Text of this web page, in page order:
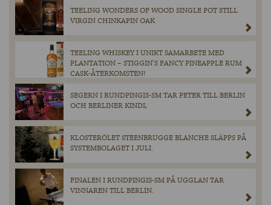
TEELING WONDERS OF WOOD SINGLE POT STILL
VIRGIN CHINKAPIN OAK
TEELING WHISKEY I UNIKT SAMARBETE MED
PLANTATION – STIGGIN’S FANCY PINEAPPLE RUM
CASK-ÅTERKOMSTEN!
SEGERN I RUNDPINGIS-SM TAR PETER TILL BERLIN
OCH BERLINER KINDL
KLOSTERÖLET STEENBRUGGE BLANCHE SLÄPPS PÅ
SYSTEMBOLAGET I JULI.
FINALEN I RUNDPINGIS-SM PÅ UGGLAN TAR
VINNAREN TILL BERLIN.